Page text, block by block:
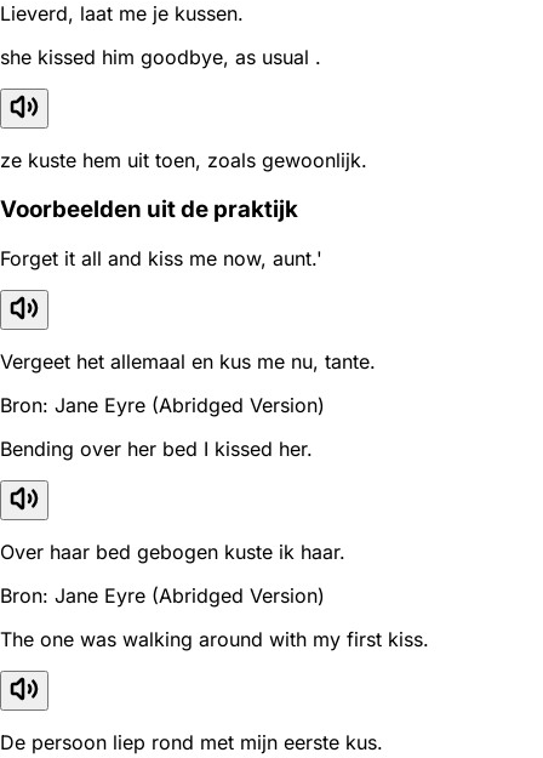
Lieverd, laat me je kussen.
she kissed him goodbye, as usual .
ze kuste hem uit toen, zoals gewoonlijk.
Voorbeelden uit de praktijk
Forget it all and kiss me now, aunt.'
Vergeet het allemaal en kus me nu, tante.
Bron: Jane Eyre (Abridged Version)
Bending over her bed I kissed her.
Over haar bed gebogen kuste ik haar.
Bron: Jane Eyre (Abridged Version)
The one was walking around with my first kiss.
De persoon liep rond met mijn eerste kus.